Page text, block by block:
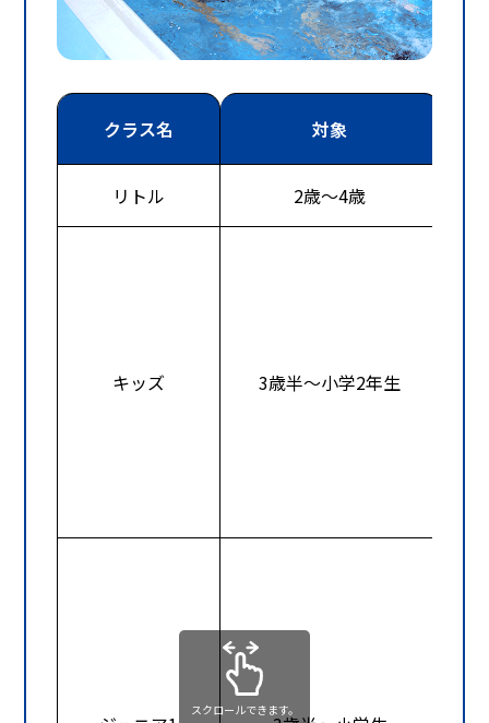
クラス名 対象
リトル 2歳～4歳
キッズ 3歳半～小学2年生
スクロールできます。